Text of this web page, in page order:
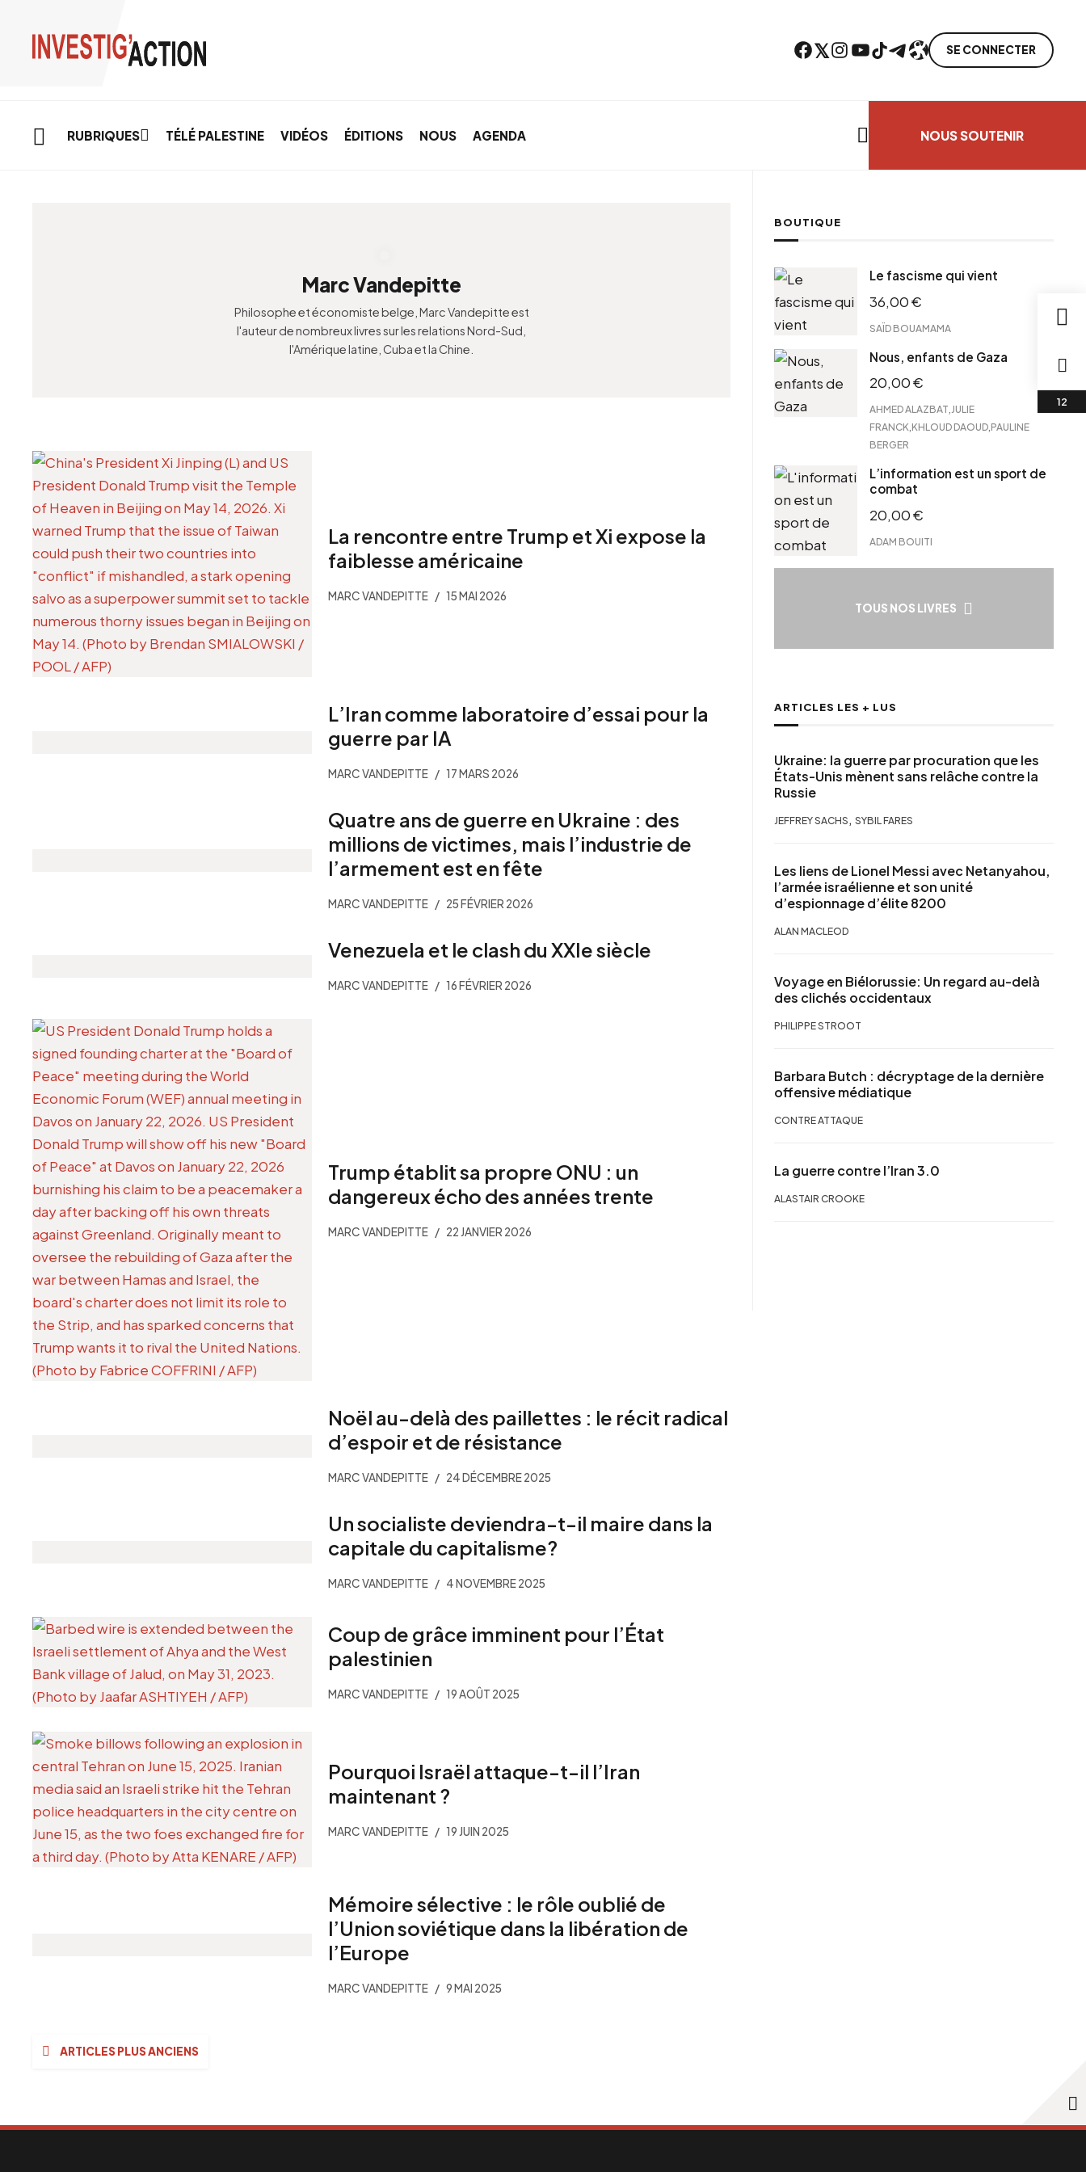
Facebook Twitter Instagram YouTube TikTok TelegramLien SE CONNECTER
RUBRIQUES TÉLÉ PALESTINE VIDÉOS ÉDITIONS NOUS AGENDA NOUS SOUTENIR
Marc Vandepitte
Philosophe et économiste belge, Marc Vandepitte est
l'auteur de nombreux livres sur les relations Nord-Sud,
l'Amérique latine, Cuba et la Chine.
La rencontre entre Trump et Xi expose la
faiblesse américaine
MARC VANDEPITTE 15 MAI 2026
L’Iran comme laboratoire d’essai pour la
guerre par IA
MARC VANDEPITTE 17 MARS 2026
Quatre ans de guerre en Ukraine : des
millions de victimes, mais l’industrie de
l’armement est en fête
MARC VANDEPITTE 25 FÉVRIER 2026
Venezuela et le clash du XXIe siècle
MARC VANDEPITTE 16 FÉVRIER 2026
Trump établit sa propre ONU : un
dangereux écho des années trente
MARC VANDEPITTE 22 JANVIER 2026
Noël au-delà des paillettes : le récit radical
d’espoir et de résistance
MARC VANDEPITTE 24 DÉCEMBRE 2025
Un socialiste deviendra-t-il maire dans la
capitale du capitalisme?
MARC VANDEPITTE 4 NOVEMBRE 2025
Coup de grâce imminent pour l’État
palestinien
MARC VANDEPITTE 19 AOÛT 2025
Pourquoi Israël attaque-t-il l’Iran
maintenant ?
MARC VANDEPITTE 19 JUIN 2025
Mémoire sélective : le rôle oublié de
l’Union soviétique dans la libération de
l’Europe
MARC VANDEPITTE 9 MAI 2025
Navigation
ARTICLES PLUS ANCIENS
BOUTIQUE
Le fascisme qui vient
36,00€
SAÏD BOUAMAMA
Nous, enfants de Gaza
20,00€
AHMED ALAZBAT JULIE
FRANCK KHLOUD DAOUD PAULINE
BERGER
L’information est un sport de
combat
20,00€
ADAM BOUITI
TOUS NOS LIVRES
ARTICLES LES + LUS
Ukraine: la guerre par procuration que les
États-Unis mènent sans relâche contre la
Russie
JEFFREY SACHS , SYBIL FARES
Les liens de Lionel Messi avec Netanyahou,
l’armée israélienne et son unité
d’espionnage d’élite 8200
ALAN MACLEOD
Voyage en Biélorussie: Un regard au-delà
des clichés occidentaux
PHILIPPE STROOT
Barbara Butch : décryptage de la dernière
offensive médiatique
CONTRE ATTAQUE
La guerre contre l’Iran 3.0
ALASTAIR CROOKE